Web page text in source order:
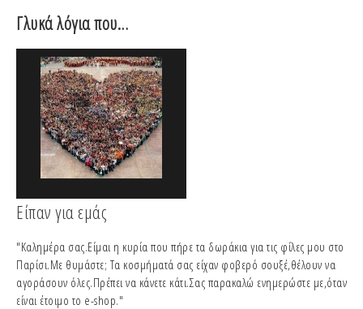
Γλυκά λόγια που…
Είπαν για εμάς
"Καλημέρα σας.Είμαι η κυρία που πήρε τα δωράκια για τις φίλες μου στο
Παρίσι.Με θυμάστε; Τα κοσμήματά σας είχαν φοβερό σουξέ,θέλουν να
αγοράσουν όλες.Πρέπει να κάνετε κάτι.Σας παρακαλώ ενημερώστε με,όταν
είναι έτοιμο το e-shop."